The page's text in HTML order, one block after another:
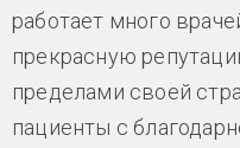
работает много
прекрасную
пределами своей
пациенты с